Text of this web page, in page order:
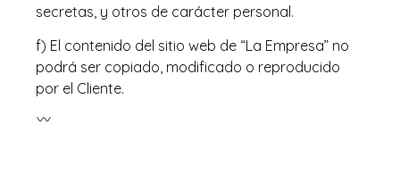
secretas, y otros de carácter personal.
f) El contenido del sitio web de “La Empresa” no
podrá ser copiado, modificado o reproducido
por el Cliente.